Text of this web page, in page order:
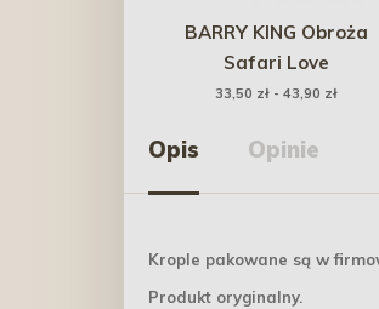
BARRY KING Obroża
Safari Love
33,50 zł - 43,90 zł
Opis Opinie
Krople pakowane są w
Produkt oryginalny.